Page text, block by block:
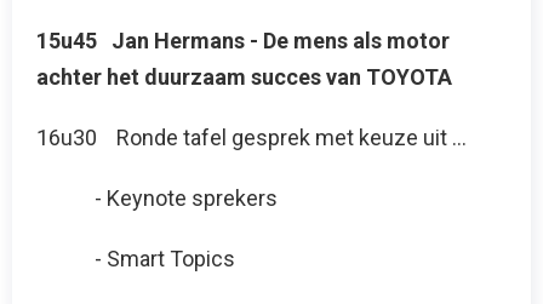
15u45 Jan Hermans - De mens als motor
achter het duurzaam succes van TOYOTA
16u30 Ronde tafel gesprek met keuze uit ...
- Keynote sprekers
- Smart Topics